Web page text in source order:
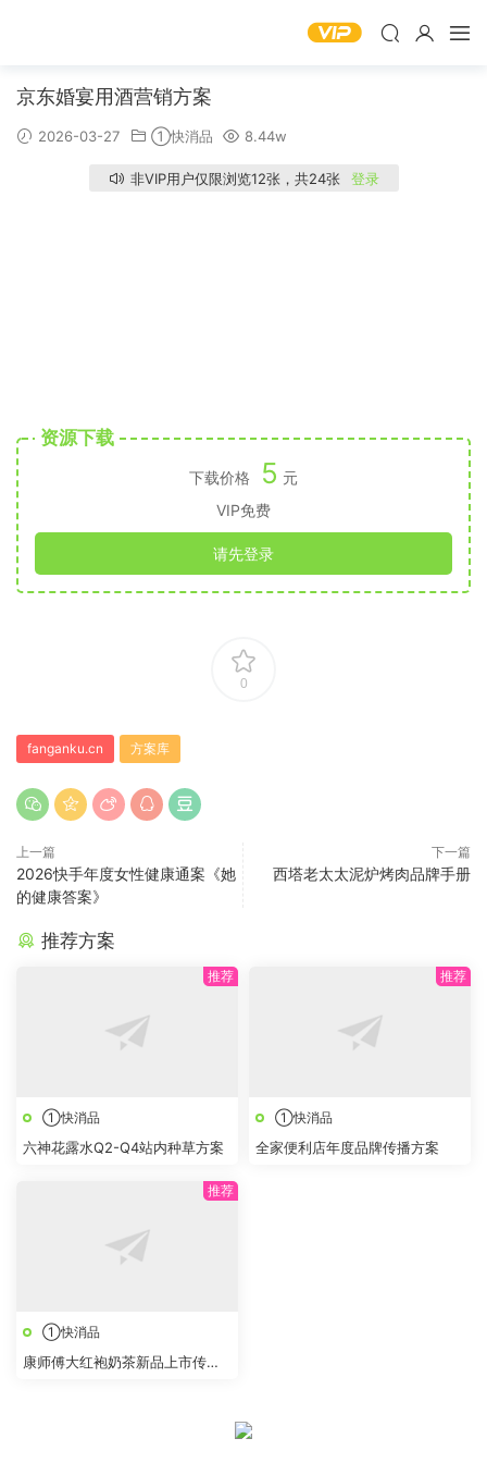
京东婚宴用酒营销方案
2026-03-27 ①快消品 8.44w
非VIP用户仅限浏览12张，共24张 登录
资源下载
下载价格 5 元
VIP免费
请先登录
0
fanganku.cn 方案库
上一篇
2026快手年度女性健康通案《她
的健康答案》
下一篇
西塔老太太泥炉烤肉品牌手册
推荐方案
①快消品
六神花露水Q2-Q4站内种草方案
①快消品
全家便利店年度品牌传播方案
①快消品
康师傅大红袍奶茶新品上市传播